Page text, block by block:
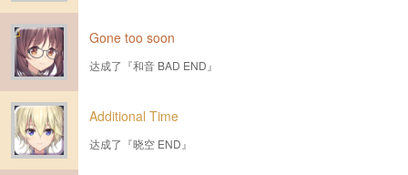
Gone too soon
达成了『和音 BAD END』
Additional Time
达成了『晓空 END』